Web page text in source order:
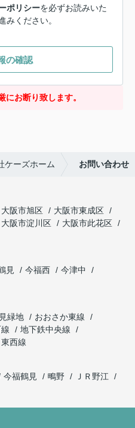
ポリシーを必ずお読みいた
みください。
の確認
お断り致します。
ケーズホーム お問い合わせ
大阪市旭区
大阪市東成区
大阪市淀川区
大阪市此花区
見 今福西
今津中
緑地
おおさか東線
地下鉄中央線
東西線
今福鶴見 鴫野
ＪＲ野江